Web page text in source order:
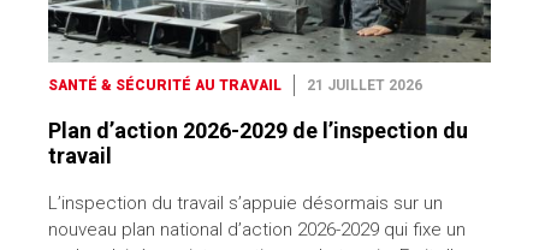
SANTÉ & SÉCURITÉ AU TRAVAIL 21 JUILLET 2026
Plan d’action 2026-2029 de l’inspection du
travail
L’inspection du travail s’appuie désormais sur un
nouveau plan national d’action 2026-2029 qui fixe un